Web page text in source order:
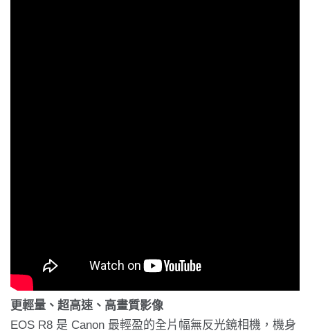
更輕量、超高速、高畫質影像
EOS R8 是 Canon 最輕盈的全片幅無反光鏡相機，機身